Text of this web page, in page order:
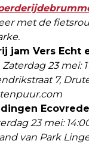
met de
jam Vers Echt
Zaterdag 23 mei:
7,
23 mei:
van Park